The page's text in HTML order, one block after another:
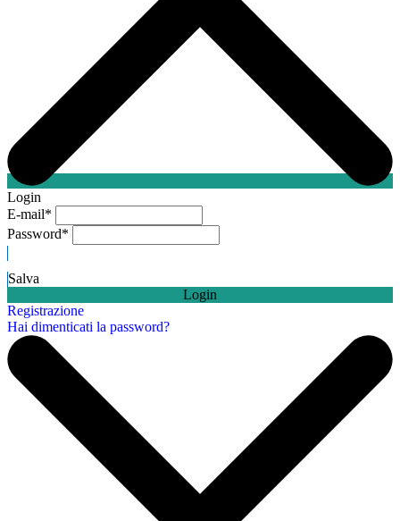
Login
E-mail*
Password*
Salva
Login
Registrazione
Hai dimenticati la password?